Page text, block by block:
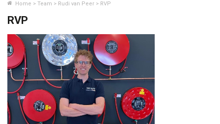
Home > Team > Rudi van Peer > RVP
RVP